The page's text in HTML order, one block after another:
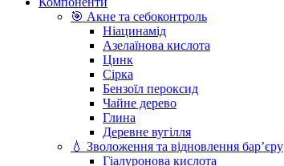
🎯 Акне та себоконтроль
Ніацинамід
Азелаїнова кислота
Цинк
Сірка
Бензоїл пероксид
Чайне дерево
Глина
Деревне вугілля
💧 Зволоження та відновлення бар’єру
Гіалуронова кислота